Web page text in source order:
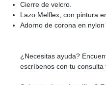
Cierre de velcro.
Lazo Melflex, con pintura
Adorno de corona en
¿Necesitas ayuda?
escríbenos con tu